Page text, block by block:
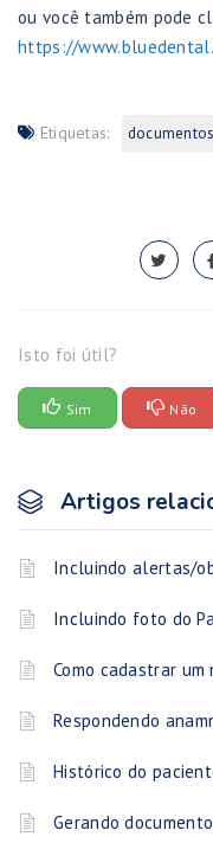
ou você também pode
https://
Etiquetas: documentos
Isto foi útil?
Sim Não
Artigos
Incluindo alertas/
Incluindo foto do
Como cadastrar
Respondendo
Histórico do
Gerando